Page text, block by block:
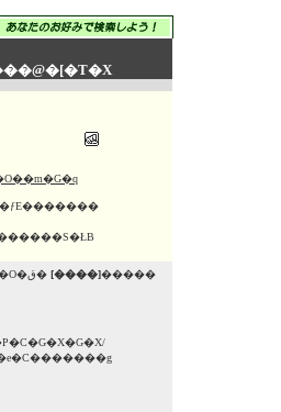
�V�K�B�e���C�L���O�ق� [����]�����